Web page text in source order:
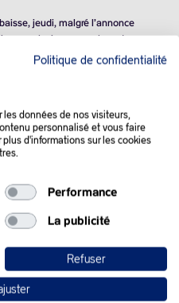
jeudi, malgré l’annonce
par plusieurs membres de
circonspection par le marché.
se sont engagés, jeudi,
p our renforcer la stabilité et
d’un million de barils par
elle, l’a fait passer de
nouvelles coupes
pourtant fléchi après la
Politique de confidentialité
les données de nos visiteurs,
personnalisé et vous faire
d'informations sur les cookies
Performance
La publicité
Refuser